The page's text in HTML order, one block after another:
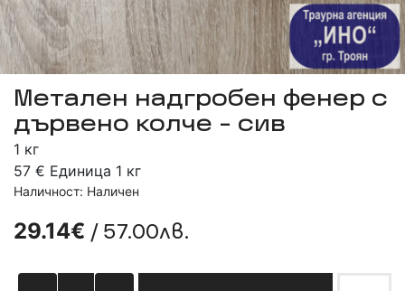
Метален надгробен фенер с
дървено колче - сив
1 кг
57 € Единица 1 кг
Наличност: Наличен
29.14€ / 57.00лв.